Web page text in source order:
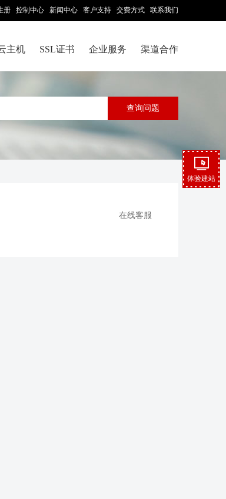
册 控制中心 新闻中心 客户支持 交费方式 联系我们
主机 SSL证书 企业服务 渠道合作
在线客服
体验建站